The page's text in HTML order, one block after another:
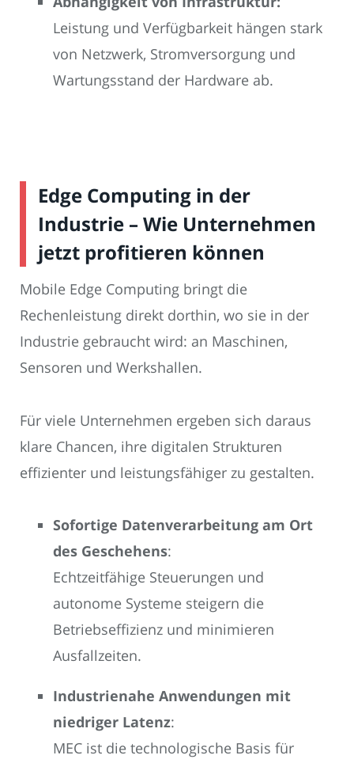
Leistung und Verfügbarkeit hängen stark
von Netzwerk, Stromversorgung und
Wartungsstand der Hardware ab.
Edge Computing in der
Industrie – Wie Unternehmen
jetzt profitieren können
Mobile Edge Computing bringt die
Rechenleistung direkt dorthin, wo sie in der
Industrie gebraucht wird: an Maschinen,
Sensoren und Werkshallen.
Für viele Unternehmen ergeben sich daraus
klare Chancen, ihre digitalen Strukturen
effizienter und leistungsfähiger zu gestalten.
Sofortige Datenverarbeitung am Ort
des Geschehens:
Echtzeitfähige Steuerungen und
autonome Systeme steigern die
Betriebseffizienz und minimieren
Ausfallzeiten.
Industrienahe Anwendungen mit
niedriger Latenz:
MEC ist die technologische Basis für